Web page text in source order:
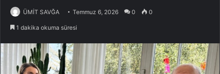
ÜMİT SAVĞA Temmuz 6, 2026 0 0
1 dakika okuma süresi